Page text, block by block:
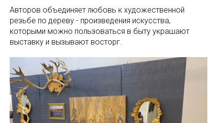
Авторов объединяет любовь к художественной
резьбе по дереву - произведения искусства,
которыми можно пользоваться в быту украшают
выставку и вызывают восторг.